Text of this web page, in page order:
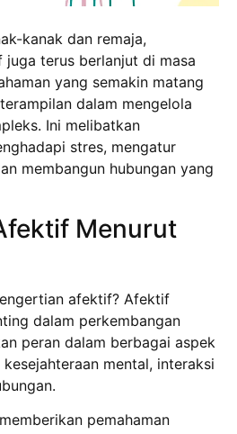
kanak dan remaja,
terus berlanjut di masa
yang semakin matang
dalam mengelola
Ini melibatkan
stres, mengatur
membangun hubungan yang
Menurut
afektif? Afektif
dalam perkembangan
peran dalam berbagai aspek
mental, interaksi
pemahaman